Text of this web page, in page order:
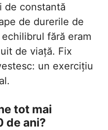
de constantă
de durerile de
fără eram
de viață. Fix
un exercițiu
tot mai
de ani?